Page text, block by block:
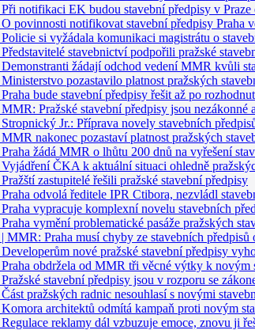
Při notifikaci EK budou stavební předpisy v Praze
O povinnosti notifikovat stavební předpisy Praha
Policie si vyžádala komunikaci magistrátu o
Představitelé stavebnictví podpořili pražské
Demonstranti žádají odchod vedení MMR kvůli
Ministerstvo pozastavilo platnost pražských
Praha bude stavební předpisy řešit až po
MMR: Pražské stavební předpisy jsou nezákonné
Stropnický Jr.: Příprava novely stavebních
MMR nakonec pozastaví platnost pražských
Praha žádá MMR o lhůtu 200 dnů na vyřešení
Vyjádření ČKA k aktuální situaci ohledně
Pražští zastupitelé řešili pražské stavební předpisy
Praha odvolá ředitele IPR Ctibora, nezvládl
Praha vypracuje komplexní novelu stavebních
Praha vymění problematické pasáže pražských
| MMR: Praha musí chyby ze stavebních předpisů
Developerům nové pražské stavební předpisy
Praha obdržela od MMR tři věcné výtky k novým
Pražské stavební předpisy jsou v rozporu se
Část pražských radnic nesouhlasí s novými
Komora architektů odmítá kampaň proti novým
Regulace reklamy dál vzbuzuje emoce, znovu ji